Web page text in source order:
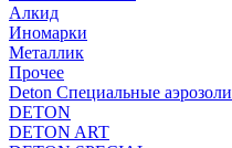
Алкид
Иномарки
Металлик
Прочее
Deton Специальные аэрозоли
DETON
DETON ART